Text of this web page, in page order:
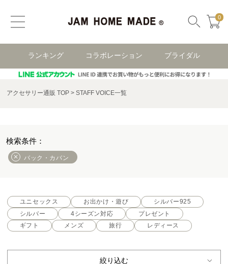
0
ランキング コラボレーション ブライダル
アクセサリー通販 TOP STAFF VOICE一覧
バック・カバン
ユニセックス お出かけ・遊び
シルバー925
シルバー
4シーズン対応
プレゼント
ギフト
メンズ 旅行 レディース
絞り込む